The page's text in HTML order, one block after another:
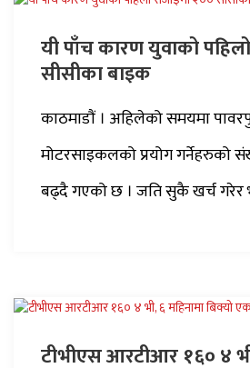
यी पाँच कारण युवाको
सीसीका बाइक
काठमाडाैं । अहिलेको समयमा
मोटरसाइकलको प्रयोग गर्नेहरुको
बढ्दै गएको छ । जति सुकै खर्च गरेर
टीभीएस आरटीआर १६० ४